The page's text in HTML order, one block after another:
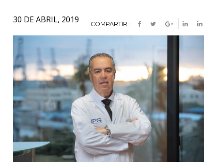
30 DE ABRIL, 2019 COMPARTIR :